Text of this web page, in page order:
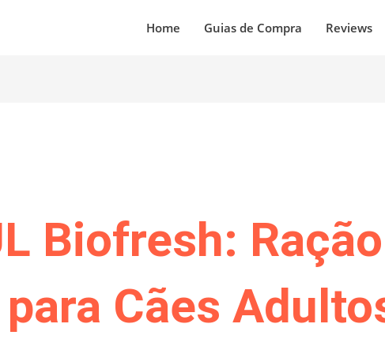
Home Guias de Compra Reviews
Biofresh:
Cães